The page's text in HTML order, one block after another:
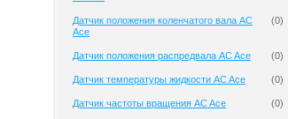
Датчик положения коленчатого вала AC
Ace
(0)
Датчик положения распредвала AC Ace (0)
Датчик температуры жидкости AC Ace (0)
Датчик частоты вращения AC Ace (0)